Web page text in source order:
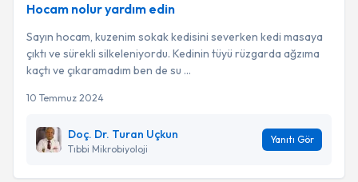
Hocam nolur yardım edin
Sayın hocam, kuzenim sokak kedisini severken kedi masaya
çıktı ve sürekli silkeleniyordu. Kedinin tüyü rüzgarda ağzıma
kaçtı ve çıkaramadım ben de su ...
10 Temmuz 2024
Doç. Dr. Turan Uçkun
Tıbbi Mikrobiyoloji
Yanıtı Gör